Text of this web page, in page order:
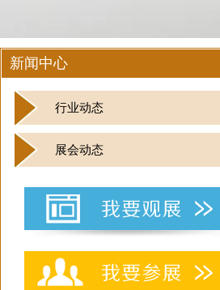
新闻中心
行业动态
展会动态